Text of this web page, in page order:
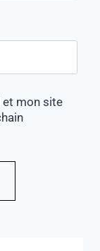
et mon site